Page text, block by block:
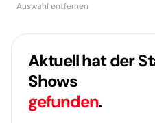
Auswahl entfernen
Aktuell hat der
Shows
gefunden.